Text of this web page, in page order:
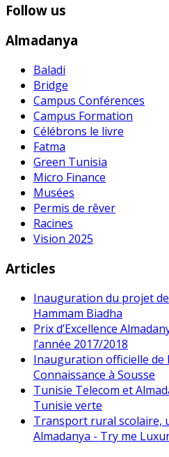
Follow us
Almadanya
Baladi
Bridge
Campus Conférences
Campus Formation
Célébrons le livre
Fatma
Green Tunisia
Micro Finance
Musées
Permis de rêver
Racines
Vision 2025
Articles
Inauguration du projet de
Hammam Biadha
Prix d’Excellence
l’année 2017/2018
Inauguration officielle de
Connaissance à Sousse
Tunisie Telecom et
Tunisie verte
Transport rural scolaire,
Almadanya - Try me